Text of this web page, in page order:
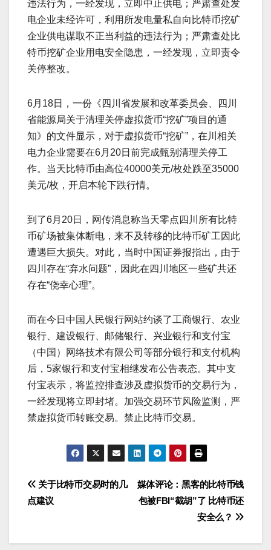
违法行为，一经发现，立即中止供电；严肃查处发
电企业未经许可，利用所发电量私自向比特币挖矿
企业供电谋取不正当利益的违法行为；严肃查处比
特币挖矿企业用电安全隐患，一经发现，立即责令
关停整改。
6月18日，一份《四川省发展和改革委员会、四川
省能源局关于清理关停虚拟货币“挖矿”项目的通
知》的文件显示，对于虚拟货币“挖矿”，在川相关
电力企业需要在6月20日前完成甄别清理关停工
作。当天比特币由高位40000美元/枚处跌至35000
美元/枚，开启本轮下跌行情。
到了6月20日，网传消息称当天零点四川所有比特
币矿场被集体断电，来不及转移的比特币矿工因此
遭遇巨大损失。对此，当时中国证券报指出，由于
四川存在“弃水问题”，因此在四川地区一些矿共还
存在“侥幸心理”。
而在今日中国人民银行网站约谈了工商银行、农业
银行、建设银行、邮储银行、兴业银行和支付宝
（中国）网络技术有限公司等部分银行和支付机构
后，5家银行和支付宝相继发布公告表态。其中支
付宝表示，将监控排查涉及虚拟货币的交易行为，
一经发现将立即封堵。加强交易环节风险监测，严
禁虚拟货币转账交易。禁止比特币交易。
文
章
导
媒体评论：黑客的比特币钱
包被FBI“截胡”了 比特币还
安全么？
关于比特币交易时的几
点建议